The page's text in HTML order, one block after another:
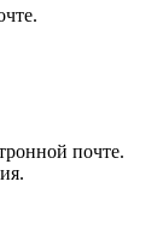
почте.